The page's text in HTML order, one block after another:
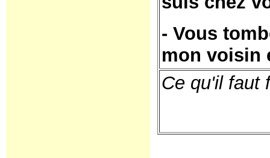
- Vous
mon voisin
Ce qu'il faut